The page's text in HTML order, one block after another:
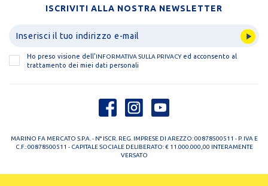
ISCRIVITI ALLA NOSTRA NEWSLETTER
Ho preso visione dell'INFORMATIVA SULLA PRIVACYed acconsento al
trattamento dei miei dati personali
MARINO FA MERCATO S.P.A. - N° ISCR. REG. IMPRESE DI AREZZO: 00878500511 - P. IVA E
C.F.: 00878500511 - CAPITALE SOCIALE DELIBERATO: € 11.000.000,00 INTERAMENTE
VERSATO